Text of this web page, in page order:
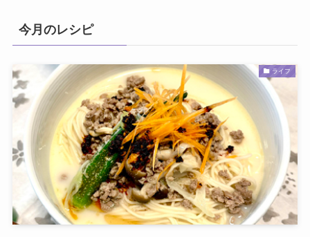
今月のレシピ
ライフ